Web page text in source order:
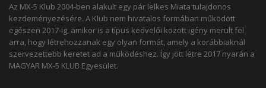
Az MX-5 Klub 2004-ben alakult egy pár lelkes Miata tulajdonos
kezdeményezésére. A Klub nem hivatalos formában működött
egészen 2017-ig, amikor is a típus kedvelői között igény merült fel
arra, hogy létrehozzanak egy olyan formát, amely a korábbiaknál
szervezettebb keretet ad a működéshez. Így jött létre 2017 nyarán a
MAGYAR MX-5 KLUB Egyesület.